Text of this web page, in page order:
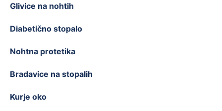
Glivice na nohtih
Diabetično stopalo
Nohtna protetika
Bradavice na stopalih
Kurje oko